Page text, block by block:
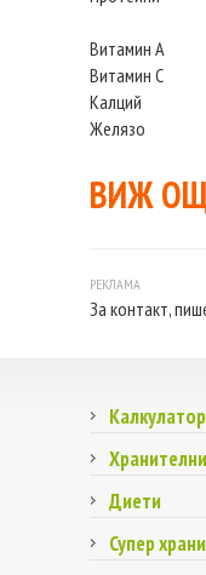
Витамин А
Витамин С
Калций
Желязо
ВИЖ
За контакт,
Диети
Супер храни